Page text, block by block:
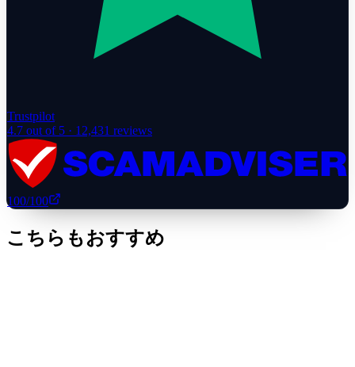
Trustpilot
4.7 out of 5 · 12,431 reviews
100/100
こちらもおすすめ